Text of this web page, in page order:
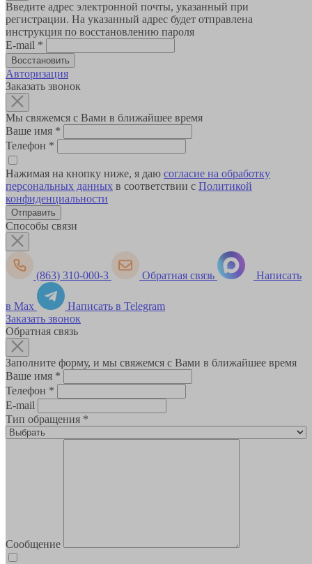
Введите адрес электронной почты, указанный при
регистрации. На указанный адрес будет отправлена
инструкция по восстановлению пароля
E-mail *
Авторизация
Заказать звонок
Мы свяжемся с Вами в ближайшее время
Ваше имя *
Телефон *
Нажимая на кнопку ниже, я даю согласие на обработку
персональных данных в соответствии с Политикой
конфиденциальности
Способы связи
(863) 310-000-3 Обратная связь Написать
в Max
Написать в Telegram
Заказать звонок
Обратная связь
Заполните форму, и мы свяжемся с Вами в ближайшее время
Ваше имя *
Телефон *
E-mail
Тип обращения *
Сообщение